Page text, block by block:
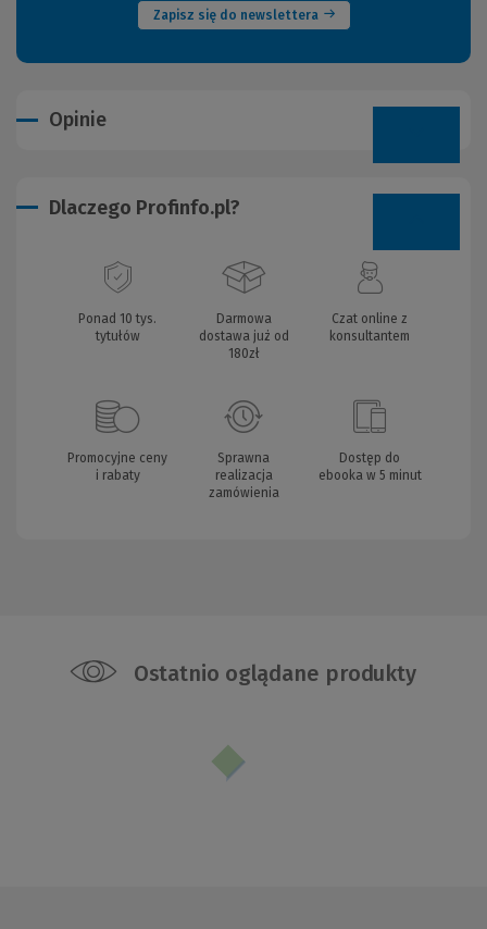
Zapisz się do newslettera
Opinie
Dlaczego Profinfo.pl?
Ponad 10 tys.
tytułów
Darmowa
dostawa już od
180zł
Czat online z
konsultantem
Promocyjne ceny
i rabaty
Sprawna
realizacja
zamówienia
Dostęp do
ebooka w 5 minut
Ostatnio oglądane produkty